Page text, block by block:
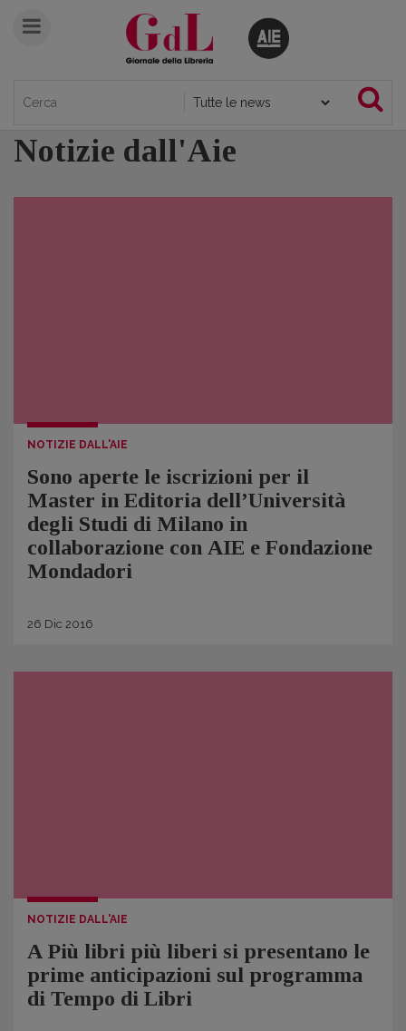
Notizie dall'Aie
NOTIZIE DALL'AIE
Sono aperte le iscrizioni per il
Master in Editoria dell’Università
degli Studi di Milano in
collaborazione con AIE e Fondazione
Mondadori
26 Dic 2016
NOTIZIE DALL'AIE
A Più libri più liberi si presentano le
prime anticipazioni sul programma
di Tempo di Libri